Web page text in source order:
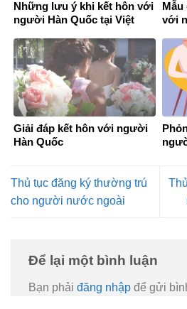
Những lưu ý khi kết hôn với
người Hàn Quốc tại Việt
Mẫu
với
Giải đáp kết hôn với người
Hàn Quốc
Thủ tục đăng ký thường trú
cho người nước ngoài
Để lại một bình luận
Bạn phải đăng nhập để gửi